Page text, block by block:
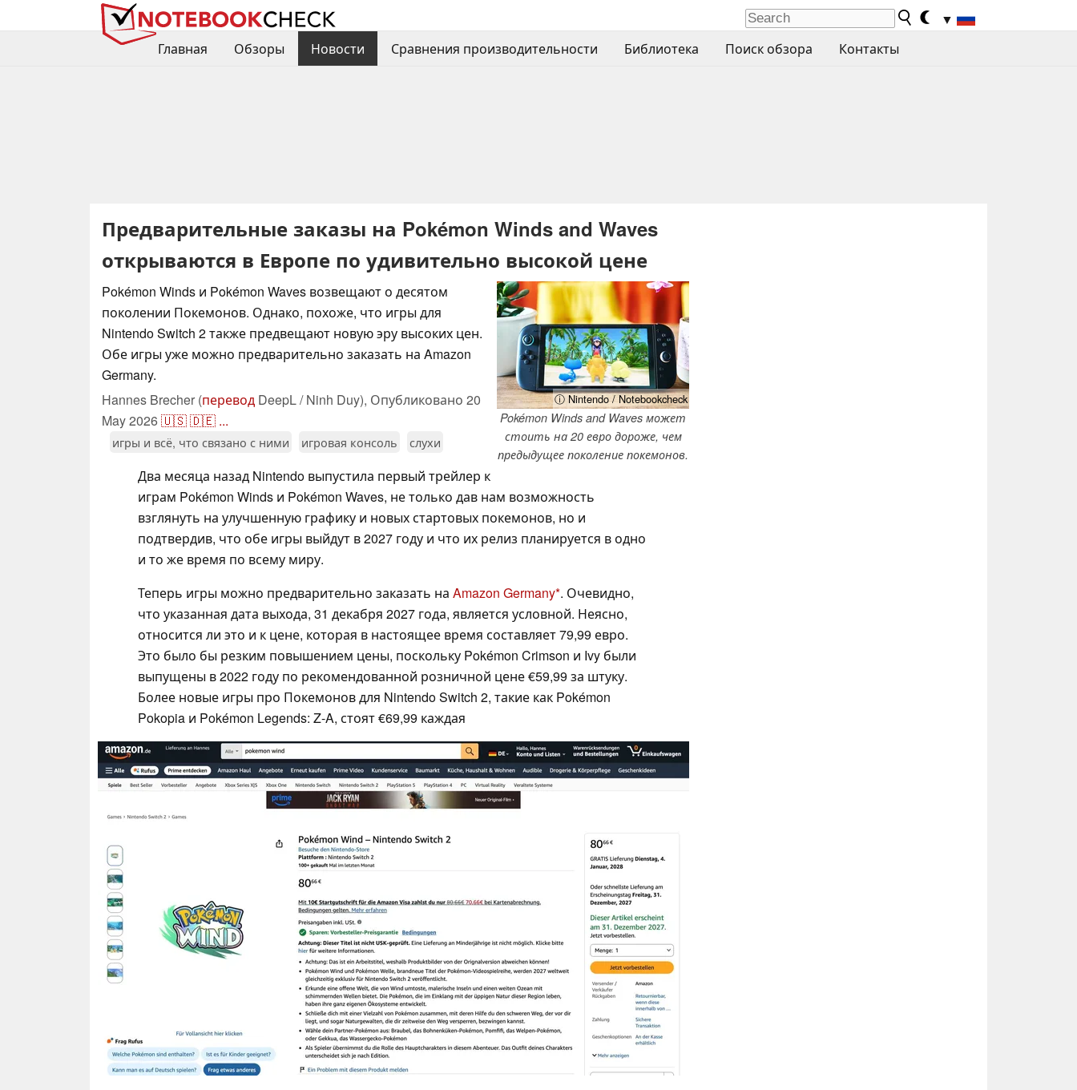
▼
Главная
Обзоры Новости Сравнения производительности Библиотека Поиск обзора Контакты
Предварительные заказы на Pokémon Winds and Waves
открываются в Европе по удивительно высокой цене
ⓘ Nintendo / Notebookcheck
Pokémon Winds and Waves может
стоить на 20 евро дороже, чем
предыдущее поколение покемонов.
Pokémon Winds и Pokémon Waves возвещают о десятом
поколении Покемонов. Однако, похоже, что игры для
Nintendo Switch 2 также предвещают новую эру высоких цен.
Обе игры уже можно предварительно заказать на Amazon
Germany.
Hannes Brecher (перевод DeepL / Ninh Duy), Опубликовано 20
May 2026🇺🇸🇩🇪 ...
игры и всё, что связано с ними игровая консоль слухи
Два месяца назад Nintendo выпустила первый трейлер к
играм Pokémon Winds и Pokémon Waves, не только дав нам возможность
взглянуть на улучшенную графику и новых стартовых покемонов, но и
подтвердив, что обе игры выйдут в 2027 году и что их релиз планируется в одно
и то же время по всему миру.
Теперь игры можно предварительно заказать на Amazon Germany . Очевидно,
что указанная дата выхода, 31 декабря 2027 года, является условной. Неясно,
относится ли это и к цене, которая в настоящее время составляет 79,99 евро.
Это было бы резким повышением цены, поскольку Pokémon Crimson и Ivy были
выпущены в 2022 году по рекомендованной розничной цене €59,99 за штуку.
Более новые игры про Покемонов для Nintendo Switch 2, такие как Pokémon
Pokopia и Pokémon Legends: Z-A, стоят €69,99 каждая